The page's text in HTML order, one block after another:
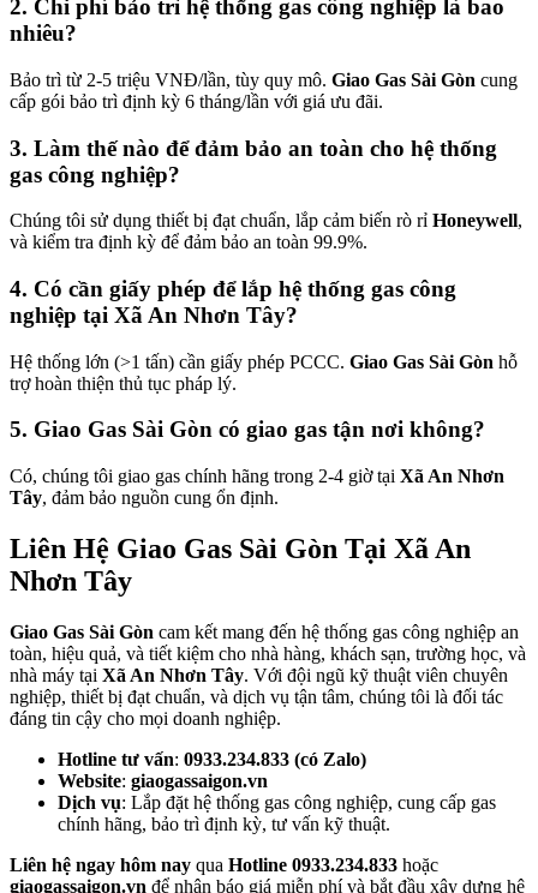
2. Chi phí bảo trì hệ thống gas công nghiệp là bao
nhiêu?
Bảo trì từ 2-5 triệu VNĐ/lần, tùy quy mô. Giao Gas Sài Gòn cung
cấp gói bảo trì định kỳ 6 tháng/lần với giá ưu đãi.
3. Làm thế nào để đảm bảo an toàn cho hệ thống
gas công nghiệp?
Chúng tôi sử dụng thiết bị đạt chuẩn, lắp cảm biến rò rỉ Honeywell,
và kiểm tra định kỳ để đảm bảo an toàn 99.9%.
4. Có cần giấy phép để lắp hệ thống gas công
nghiệp tại Xã An Nhơn Tây?
Hệ thống lớn (>1 tấn) cần giấy phép PCCC. Giao Gas Sài Gòn hỗ
trợ hoàn thiện thủ tục pháp lý.
5. Giao Gas Sài Gòn có giao gas tận nơi không?
Có, chúng tôi giao gas chính hãng trong 2-4 giờ tại Xã An Nhơn
Tây, đảm bảo nguồn cung ổn định.
Liên Hệ Giao Gas Sài Gòn Tại Xã An
Nhơn Tây
Giao Gas Sài Gòn cam kết mang đến hệ thống gas công nghiệp an
toàn, hiệu quả, và tiết kiệm cho nhà hàng, khách sạn, trường học, và
nhà máy tại Xã An Nhơn Tây. Với đội ngũ kỹ thuật viên chuyên
nghiệp, thiết bị đạt chuẩn, và dịch vụ tận tâm, chúng tôi là đối tác
đáng tin cậy cho mọi doanh nghiệp.
Hotline tư vấn: 0933.234.833 (có Zalo)
Website: giaogassaigon.vn
Dịch vụ: Lắp đặt hệ thống gas công nghiệp, cung cấp gas
chính hãng, bảo trì định kỳ, tư vấn kỹ thuật.
Liên hệ ngay hôm nay qua Hotline 0933.234.833 hoặc
giaogassaigon.vn để nhận báo giá miễn phí và bắt đầu xây dựng hệ